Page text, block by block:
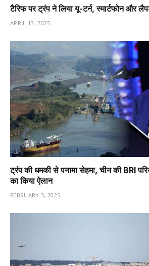
टैरिफ पर ट्रंप ने लिया यू-टर्न, स्मार्टफोन और
APRIL 13, 2025
ट्रंप की धमकी से पनामा सेहमा, चीन की BRI
का किया ऐलान
FEBRUARY 3, 2025